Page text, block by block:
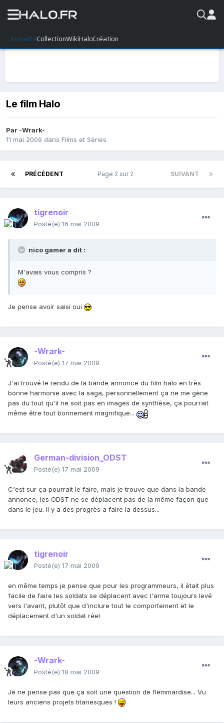
ActualitéCollectionWikiHaloCréation
Le film Halo
Par -Wrark-
11 mai 2009 dans Films et Séries
PRÉCÉDENT SUIVANT
Page 2 sur 2
tigrenoir
Posté(e) 16 mai 2009
nico gamer a dit :
M'avais vous compris ?
Je pense avoir saisi oui
-Wrark-
Posté(e) 17 mai 2009
J'ai trouvé le rendu de la bande annonce du film halo en très
bonne harmonie avec la saga, personnellement ça ne me gène
pas du tout qu'il ne soit pas en images de synthèse, ça pourrait
même être tout bonnement magnifique...
German-division_ODST
Posté(e) 17 mai 2009
C'est sur ça pourrait le faire, mais je trouve que dans la bande
annonce, les ODST ne se déplacent pas de la même façon que
dans le jeu. Il y a des progrès a faire la dessus...
tigrenoir
Posté(e) 17 mai 2009
en même temps je pense que pour les programmeurs, il était plus
facile de faire les soldats se déplacent avec l'arme toujours levé
vers l'avant, plutôt que d'inclure tout le comportement et le
déplacement d'un soldat réel
-Wrark-
Posté(e) 18 mai 2009
Je ne pense pas que ça soit une question de flemmardise... Vu
leurs anciens projets titanesques !